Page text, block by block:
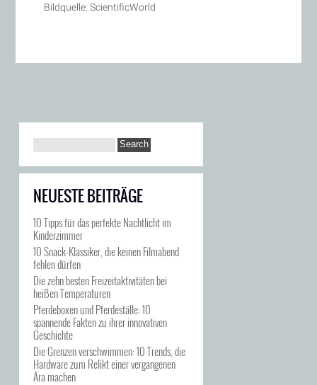
Bildquelle: ScientificWorld
NEUESTE BEITRÄGE
10 Tipps für das perfekte Nachtlicht im
Kinderzimmer
10 Snack-Klassiker, die keinen Filmabend
fehlen dürfen
Die zehn besten Freizeitaktivitäten bei
heißen Temperaturen
Pferdeboxen und Pferdeställe: 10
spannende Fakten zu ihrer innovativen
Geschichte
Die Grenzen verschwimmen: 10 Trends, die
Hardware zum Relikt einer vergangenen
Ära machen